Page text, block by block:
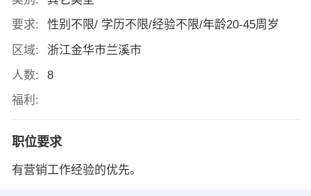
要求:
性别不限/ 学历不限/经验不限/年龄20-45周岁
区域:
浙江金华市兰溪市
人数:
8
福利:
职位要求
有营销工作经验的优先。